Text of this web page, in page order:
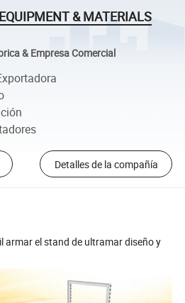
& MATERIALS
& Empresa Comercial
Detalles de la compañía
armar el stand de ultramar diseño y